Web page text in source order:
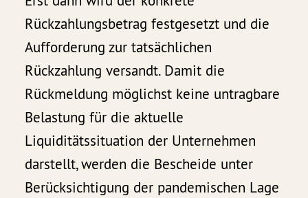
Rückzahlungsbetrag festgesetzt und die
Aufforderung zur tatsächlichen
Rückzahlung versandt. Damit die
Rückmeldung möglichst keine untragbare
Belastung für die aktuelle
Liquiditätssituation der Unternehmen
darstellt, werden die Bescheide unter
Berücksichtigung der pandemischen Lage